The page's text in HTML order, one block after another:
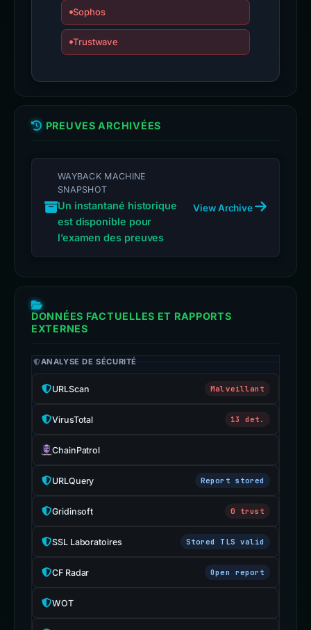
Sophos
Trustwave
PREUVES ARCHIVÉES
WAYBACK MACHINE
SNAPSHOT
Un instantané historique
est disponible pour
l’examen des preuves
View Archive
DONNÉES FACTUELLES ET RAPPORTS
EXTERNES
ANALYSE DE SÉCURITÉ
URLScan Malveillant
VirusTotal 13 det.
ChainPatrol
URLQuery Report stored
Gridinsoft 0 trust
SSL Laboratoires Stored TLS valid
CF Radar Open report
WOT